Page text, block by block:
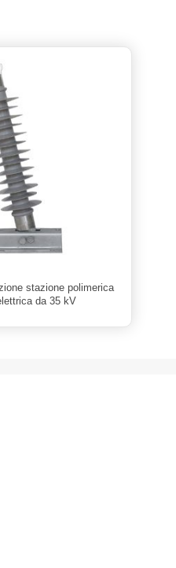
stazione polimerica
da 35 kV